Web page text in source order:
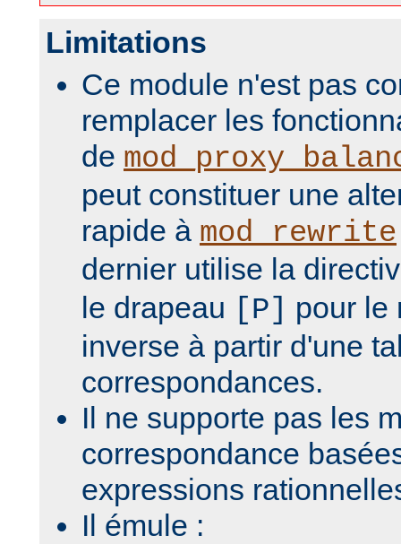
Limitations
Ce module n'est pas
remplacer les
de
peut constituer une
rapide à mod_rewrite
dernier utilise la
le drapeau
[P]
pour le
inverse à partir d'une
correspondances.
Il ne supporte pas les
correspondance
expressions
Il émule :